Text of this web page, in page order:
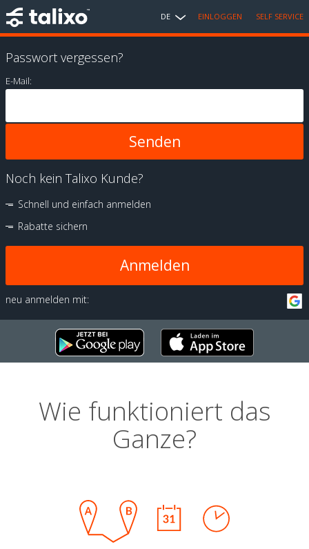
DE EINLOGGEN SELF SERVICE
Passwort vergessen?
E-Mail:
Noch kein Talixo Kunde?
Schnell und einfach anmelden
Rabatte sichern
Anmelden
neu anmelden mit:
Wie funktioniert das
Ganze?